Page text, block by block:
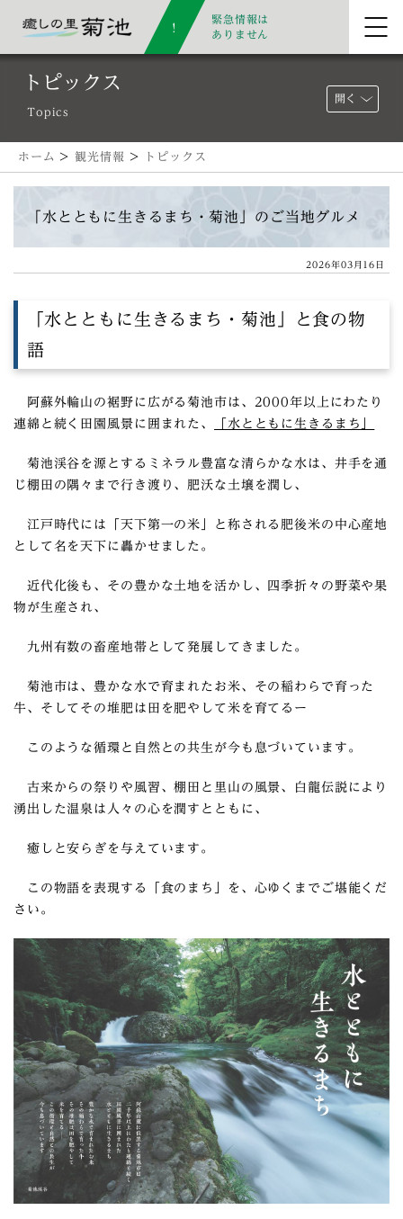
緊急情報は
ありません
トピックス
Topics
開く
ホーム >観光情報 > トピックス
「水とともに生きるまち・菊池」のご当地グルメ
2026年03月16日
「水とともに生きるまち・菊池」と食の物
語
阿蘇外輪山の裾野に広がる菊池市は、2000年以上にわたり
連綿と続く田園風景に囲まれた、
「水とともに生きるまち」
菊池渓谷を源とするミネラル豊富な清らかな水は、井手を通
じ棚田の隅々まで行き渡り、肥沃な土壌を潤し、
江戸時代には「天下第一の米」と称される肥後米の中心産地
として名を天下に轟かせました。
近代化後も、その豊かな土地を活かし、四季折々の野菜や果
物が生産され、
九州有数の畜産地帯として発展してきました。
菊池市は、豊かな水で育まれたお米、その稲わらで育った
牛、そしてその堆肥は田を肥やして米を育てるー
このような循環と自然との共生が今も息づいています。
古来からの祭りや風習、棚田と里山の風景、白龍伝説により
湧出した温泉は人々の心を潤すとともに、
癒しと安らぎを与えています。
この物語を表現する「食のまち」を、心ゆくまでご堪能くだ
さい。